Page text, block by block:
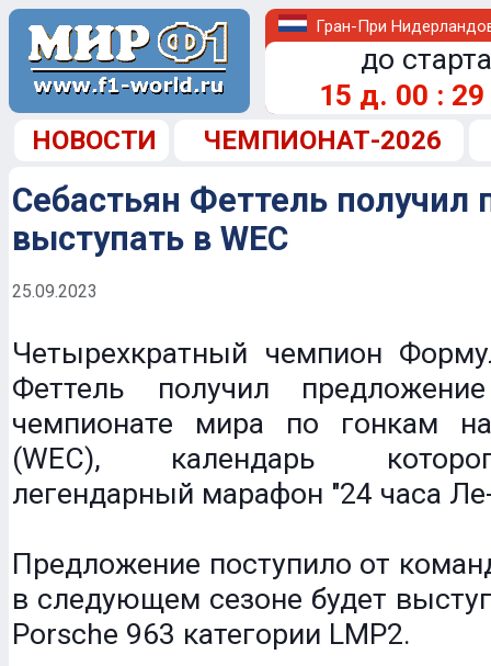
Гран-При
до
15 д. 00 : 29
НОВОСТИ ЧЕМПИОНАТ-2026
Себастьян Феттель получил
выступать в WEC
25.09.2023
Четырехкратный чемпион
Феттель получил
чемпионате мира по гонкам
(WEC), календарь
легендарный марафон "24 часа
Предложение поступило от
в следующем сезоне будет
Porsche 963 категории LMP2.